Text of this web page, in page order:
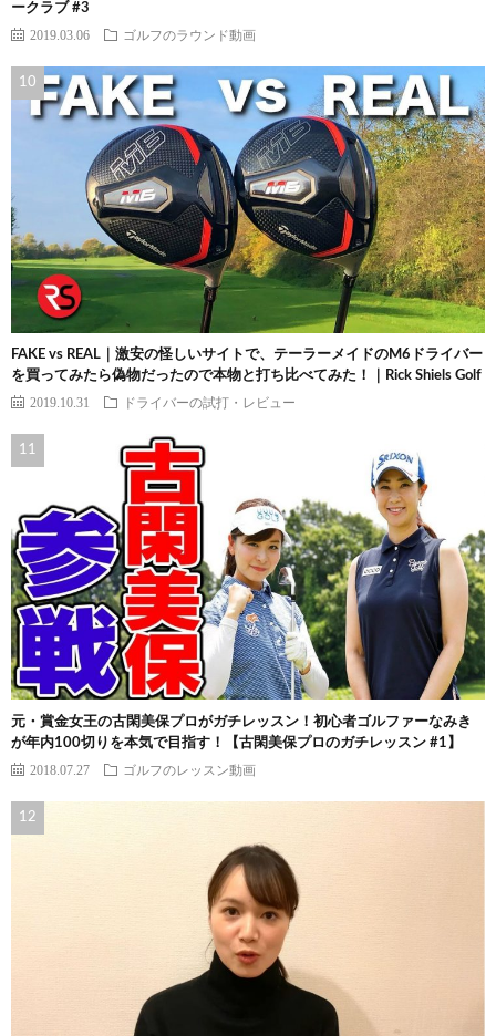
ークラブ #3
2019.03.06 ゴルフのラウンド動画
FAKE vs REAL｜激安の怪しいサイトで、テーラーメイドのM6ドライバー
を買ってみたら偽物だったので本物と打ち比べてみた！｜Rick Shiels Golf
2019.10.31 ドライバーの試打・レビュー
元・賞金女王の古閑美保プロがガチレッスン！初心者ゴルファーなみき
が年内100切りを本気で目指す！【古閑美保プロのガチレッスン #1】
2018.07.27 ゴルフのレッスン動画